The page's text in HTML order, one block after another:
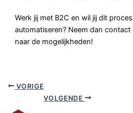
Werk jij met B2C en wil jij dit
automatiseren? Neem dan
naar de mogelijkheden!
VORIGE
VOLGENDE